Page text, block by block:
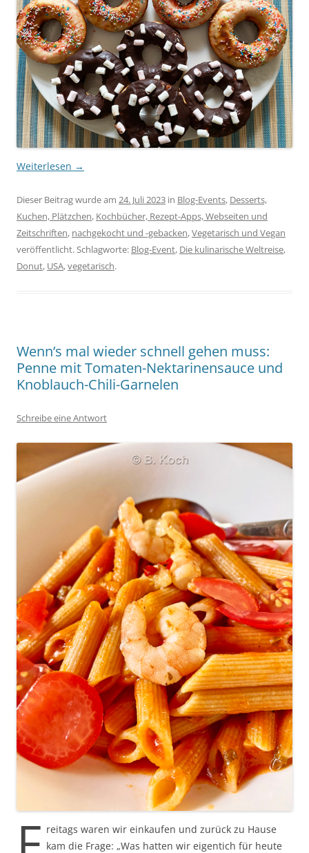
Weiterlesen →
Dieser Beitrag wurde am 24. Juli 2023 in Blog-Events, Desserts,
Kuchen, Plätzchen, Kochbücher, Rezept-Apps, Webseiten und
Zeitschriften, nachgekocht und -gebacken,Vegetarisch und Vegan
veröffentlicht. Schlagworte: Blog-Event, Die kulinarische Weltreise,
Donut, USA,vegetarisch.
Wenn’s mal wieder schnell gehen muss:
Penne mit Tomaten-Nektarinensauce und
Knoblauch-Chili-Garnelen
Schreibe eine Antwort
reitags waren wir einkaufen und zurück zu Hause
kam die Frage: „Was hatten wir eigentich für heute